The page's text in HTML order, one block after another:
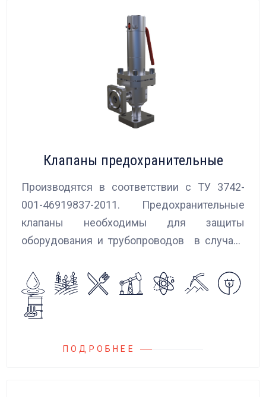
Клапаны предохранительные
Производятся в соответствии с ТУ 3742-
001-46919837-2011. Предохранительные
клапаны необходимы для защиты
оборудования и трубопроводов в случаях
сброса среды в систему низкого давления.
ПОДРОБНЕЕ